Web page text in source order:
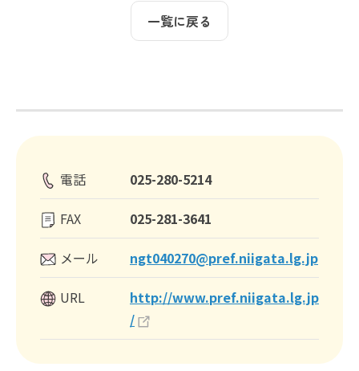
一覧に戻る
電話 025-280-5214
FAX 025-281-3641
メール ngt040270@pref.niigata.lg.jp
URL
http://www.pref.niigata.lg.jp
/